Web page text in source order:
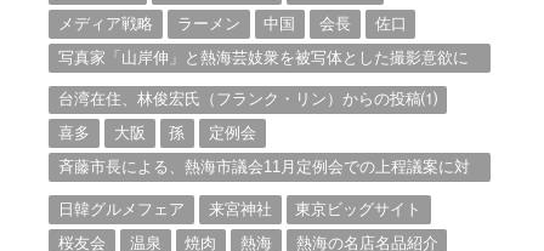
メディア戦略
ラーメン 中国 会長
佐口
写真家「山岸伸」と熱海芸妓衆を被写体とした撮影意欲に
台湾在住、林俊宏氏（フランク・リン）からの投稿⑴
喜多
大阪 孫
定例会
斉藤市長による、熱海市議会11月定例会での上程議案に対
日韓グルメフェア
来宮神社
東京ビッグサイト
桜友会
温泉 焼肉 熱海
熱海の名店名品紹介